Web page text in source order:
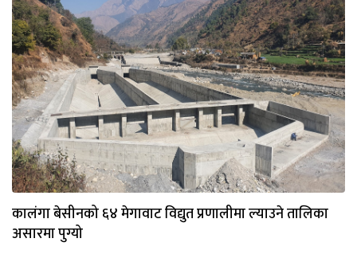
कालंगा बेसीनको ६४ मेगावाट विद्युत प्रणालीमा ल्याउने तालिका
असारमा पुग्यो